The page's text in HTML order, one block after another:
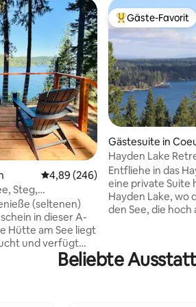
Durchschnittliche Bewertung:
4,89 (246)
Steg,
Haustiere ok!
(seltenen)
in dieser A-
Hütte am See liegt
und verfügt
Steg und
Beliebter Gäste-
Gäste-Favorit
Gästesuite in
Hayden Lake
Rückzugsort mit
Entfliehe in das
eine private Suite
Hayden Lake, wo
den See, die
deinen Morgen
überdachten
Tag mit Wandern,
Beliebte